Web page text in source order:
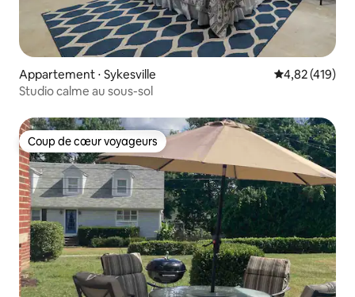
Appartement ⋅ Sykesville Évaluation
4,82 (419)
Studio calme au sous-sol
Coup de cœur voyageurs
Coup de cœur voyageurs